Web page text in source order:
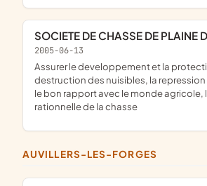
SOCIETE DE CHASSE DE PLAINE
2005-06-13
assurer le developpement et la protection du gibier, la
destruction des nuisibles, la
le bon rapport avec le monde
rationnelle de la chasse
AUVILLERS-LES-FORGES